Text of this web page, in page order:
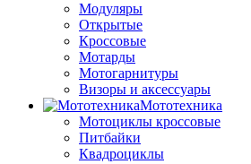
Модуляры
Открытые
Кроссовые
Мотарды
Мотогарнитуры
Визоры и аксессуары
Мототехника
Мотоциклы кроссовые
Питбайки
Квадроциклы